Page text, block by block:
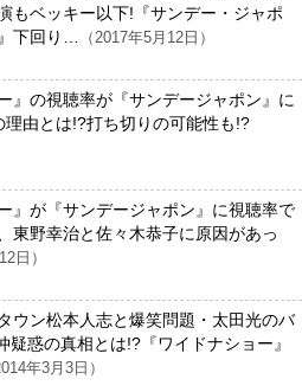
もベッキー以下!『サンデー・ジャポ
下回り…
（2017年5月12日）
』の視聴率が『サンデージャポン』に
理由とは!?打ち切りの可能性も!?
』が『サンデージャポン』に視聴率で
東野幸治と佐々木恭子に原因があっ
日）
ウン松本人志と爆笑問題・太田光のバ
疑惑の真相とは!?『ワイドナショー』
年3月3日）